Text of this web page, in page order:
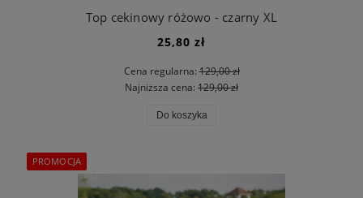
Top cekinowy różowo - czarny XL
25,80 zł
Cena regularna:129,00 zł
Najniższa cena: 129,00 zł
Do koszyka
PROMOCJA